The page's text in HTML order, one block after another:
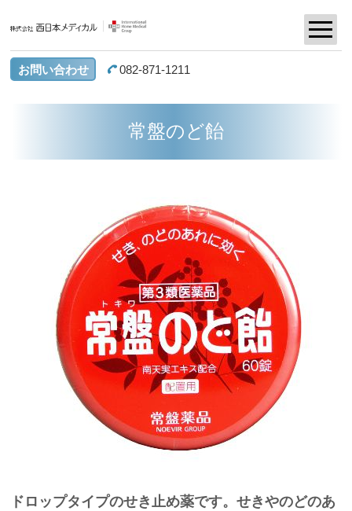
お問い合わせ 082-871-1211
常盤のど飴
ドロップタイプのせき止め薬です。せきやのどのあ